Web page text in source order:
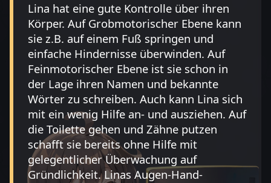
Lina hat eine gute Kontrolle über ihren
Körper. Auf Grobmotorischer Ebene kann
sie z.B. auf einem Fuß springen und
einfache Hindernisse überwinden. Auf
Feinmotorischer Ebene ist sie schon in
der Lage ihren Namen und bekannte
Wörter zu schreiben. Auch kann Lina sich
mit ein wenig Hilfe an- und ausziehen. Auf
die Toilette gehen und Zähne putzen
schafft sie bereits ohne Hilfe mit
gelegentlicher Überwachung auf
Gründlichkeit. Linas Augen-Hand-